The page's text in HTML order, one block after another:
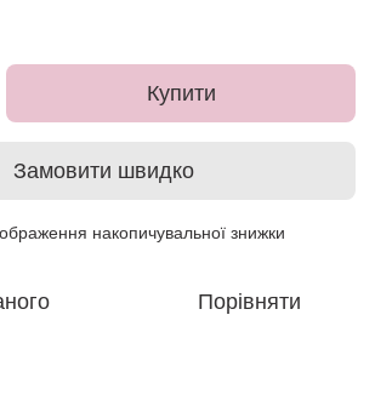
Купити
Замовити швидко
накопичувальної знижки
Порівняти